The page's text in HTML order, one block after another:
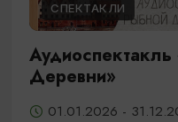
СПЕКТАКЛИ
Деревни»
01.01.2026 -